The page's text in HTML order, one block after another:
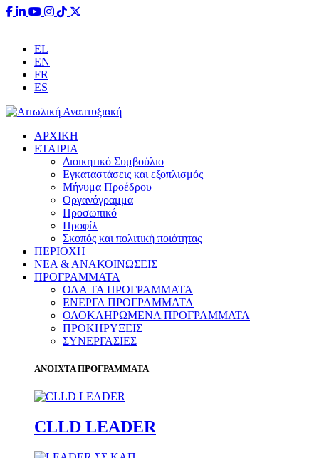
EL
EN
FR
ES
ΑΡΧΙΚΗ
ΕΤΑΙΡΙΑ
Διοικητικό Συμβούλιο
Εγκαταστάσεις και εξοπλισμός
Μήνυμα Προέδρου
Οργανόγραμμα
Προσωπικό
Προφίλ
Σκοπός και πολιτική ποιότητας
ΠΕΡΙΟΧΗ
ΝΕΑ & ΑΝΑΚΟΙΝΩΣΕΙΣ
ΠΡΟΓΡΑΜΜΑΤΑ
ΟΛΑ ΤΑ ΠΡΟΓΡΑΜΜΑΤΑ
ΕΝΕΡΓΑ ΠΡΟΓΡΑΜΜΑΤΑ
ΟΛΟΚΛΗΡΩΜΕΝΑ ΠΡΟΓΡΑΜΜΑΤΑ
ΠΡΟΚΗΡΥΞΕΙΣ
ΣΥΝΕΡΓΑΣΙΕΣ
ΑΝΟΙΧΤΑ ΠΡΟΓΡΑΜΜΑΤΑ
CLLD LEADER